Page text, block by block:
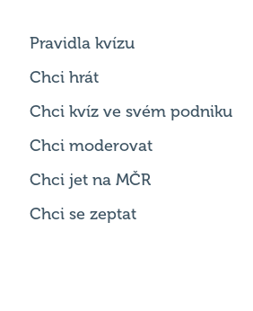
Pravidla kvízu
Chci hrát
Chci kvíz ve svém podniku
Chci moderovat
Chci jet na MČR
Chci se zeptat